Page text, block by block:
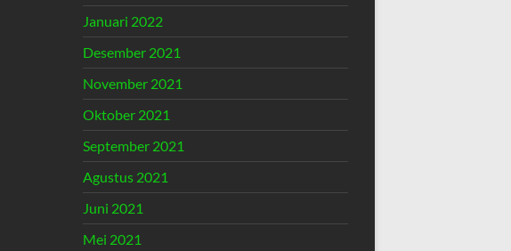
Januari 2022
Desember 2021
November 2021
Oktober 2021
September 2021
Agustus 2021
Juni 2021
Mei 2021